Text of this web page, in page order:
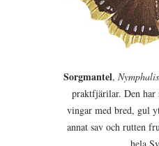
Sorgmantel,
praktfjärilar. Den har
vingar med bred, gul
annat sav och rutten